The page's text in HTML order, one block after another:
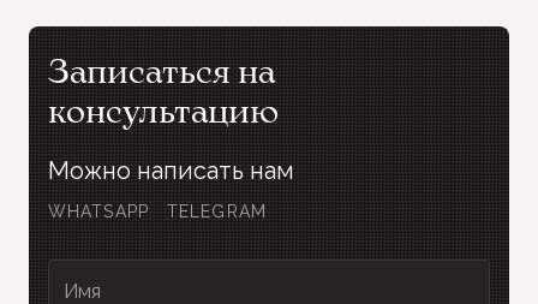
Записаться на
консультацию
Можно написать нам
WHATSAPP TELEGRAM
Имя